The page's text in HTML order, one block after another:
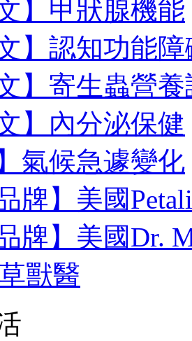
】甲狀腺機能
】認知功能
】寄生蟲營
】內分泌保健
氣候急遽變化
牌】美國
牌】美國Dr.
獸醫